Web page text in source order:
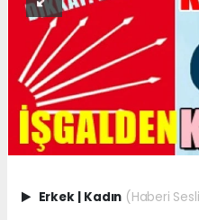
Erkek Kadın (Haberi